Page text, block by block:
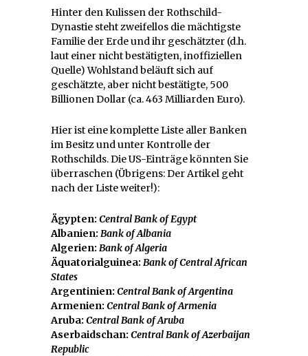
Hinter den Kulissen der Rothschild-
Dynastie steht zweifellos die mächtigste
Familie der Erde und ihr geschätzter (d.h.
laut einer nicht bestätigten, inoffiziellen
Quelle) Wohlstand beläuft sich auf
geschätzte, aber nicht bestätigte, 500
Billionen Dollar (ca. 463 Milliarden Euro).
Hier ist eine komplette Liste aller Banken
im Besitz und unter Kontrolle der
Rothschilds. Die US-Einträge könnten Sie
überraschen (Übrigens: Der Artikel geht
nach der Liste weiter!):
Ägypten: Central Bank of Egypt
Albanien: Bank of Albania
Algerien: Bank of Algeria
Äquatorialguinea: Bank of Central African
States
Argentinien: Central Bank of Argentina
Armenien: Central Bank of Armenia
Aruba: Central Bank of Aruba
Aserbaidschan: Central Bank of Azerbaijan
Republic